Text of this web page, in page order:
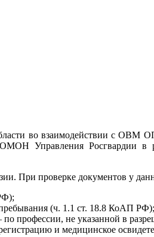
во взаимодействии с
Управления Росгвардии в
При проверке документов у
(ч. 1.1 ст. 18.8 КоАП РФ);
по профессии, не указанной в
и медицинское